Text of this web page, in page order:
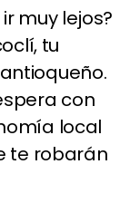
muy lejos?
tu
con
local
te robarán